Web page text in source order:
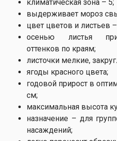
климатическая зона – 5;
выдерживает мороз
цвет цветов и листьев
осенью листья
оттенков по краям;
листочки мелкие,
ягоды красного цвета;
годовой прирост в
см;
максимальная высота
назначение – для
насаждений;